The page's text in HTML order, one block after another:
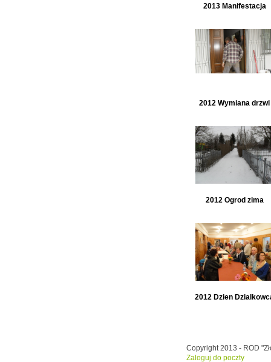
2013 Manifestacja
2012 Wymiana drzwi
2012 Ogrod zima
2012 Dzien
Copyright 2013 - ROD
Zaloguj do poczty